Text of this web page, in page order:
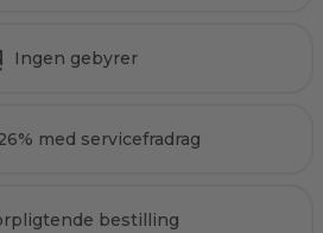
Ingen gebyrer
med servicefradrag
bestilling